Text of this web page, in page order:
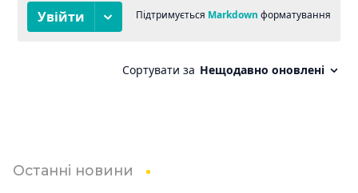
Останні новини